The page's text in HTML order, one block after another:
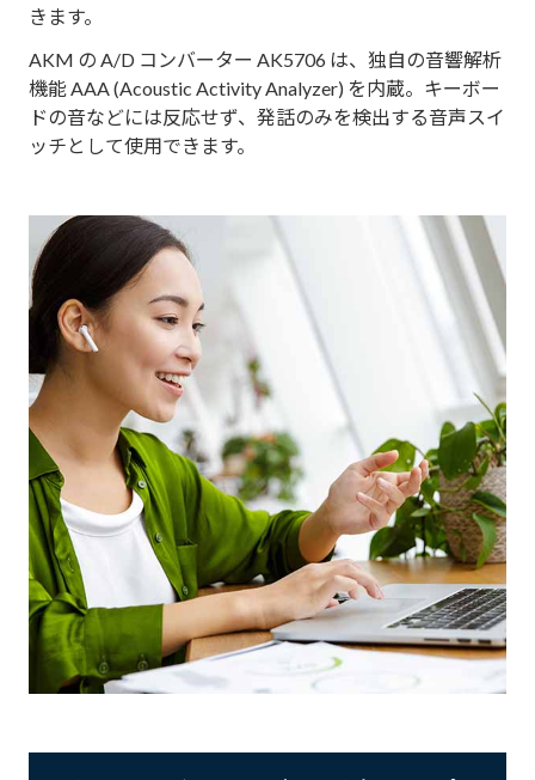
きます。
AKM の A/D コンバーター AK5706 は、独自の音響解析
機能 AAA (Acoustic Activity Analyzer) を内蔵。キーボー
ドの音などには反応せず、発話のみを検出する音声スイ
ッチとして使用できます。